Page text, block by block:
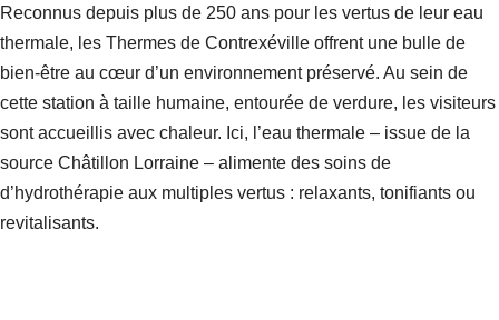
Reconnus depuis plus de 250 ans pour les vertus de leur eau
thermale, les Thermes de Contrexéville offrent une bulle de
bien-être au cœur d’un environnement préservé. Au sein de
cette station à taille humaine, entourée de verdure, les visiteurs
sont accueillis avec chaleur. Ici, l’eau thermale – issue de la
source Châtillon Lorraine – alimente des soins de
d’hydrothérapie aux multiples vertus : relaxants, tonifiants ou
revitalisants.